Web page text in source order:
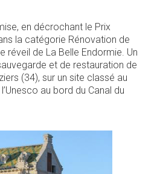
en décrochant le Prix
la catégorie Rénovation de
réveil de La Belle Endormie. Un
et de restauration de
(34), sur un site classé au
au bord du Canal du